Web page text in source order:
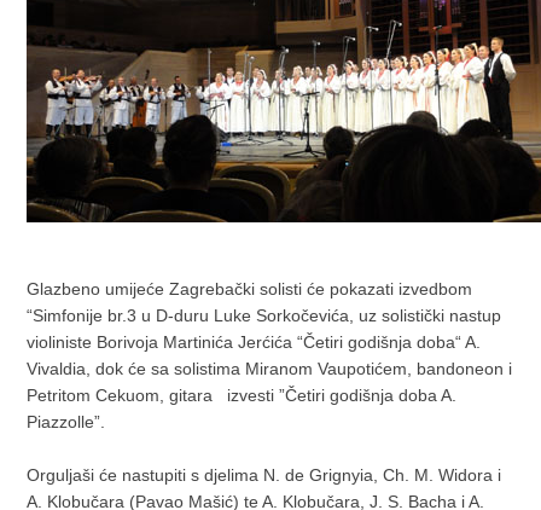
Glazbeno umijeće Zagrebački solisti će pokazati izvedbom
“Simfonije br.3 u D-duru Luke Sorkočevića, uz solistički nastup
violiniste Borivoja Martinića Jerćića “Četiri godišnja doba“ A.
Vivaldia, dok će sa solistima Miranom Vaupotićem, bandoneon i
Petritom Cekuom, gitara izvesti ”Četiri godišnja doba A.
Piazzolle”.
Orguljaši će nastupiti s djelima N. de Grignyia, Ch. M. Widora i
A. Klobučara (Pavao Mašić) te A. Klobučara, J. S. Bacha i A.